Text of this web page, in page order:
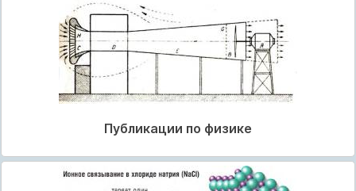
Публикации по физике